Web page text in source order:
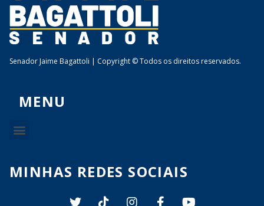
Senador Jaime Bagattoli | Copyright © Todos os direitos reservados.
MENU
MINHAS REDES SOCIAIS